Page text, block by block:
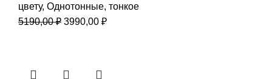
цвету, Однотонные, тонкое
5190,00₽ Первоначальная
3990,00 ₽Текущая